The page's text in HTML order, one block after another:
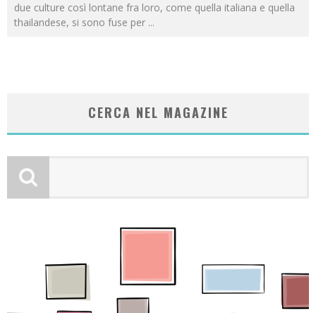
due culture così lontane fra loro, come quella italiana e quella
thailandese, si sono fuse per ...
CERCA NEL MAGAZINE